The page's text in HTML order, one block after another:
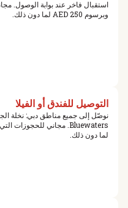
وبرسوم 250 AED لما دون ذلك.
التوصيل للفندق أو الفيلا
نوصّل إلى جميع مناطق دبي: نخلة
لما دون ذلك.